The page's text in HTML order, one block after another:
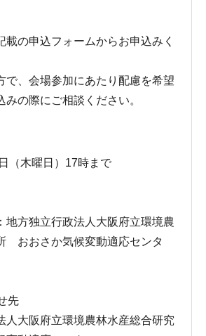
の申込フォームからお申込みく
、会場参加にあたり配慮を希望
みの際にご相談ください。
（木曜日）17時まで
方独立行政法人大阪府立環境農
おおさか気候変動適応センタ
先
大阪府立環境農林水産総合研究